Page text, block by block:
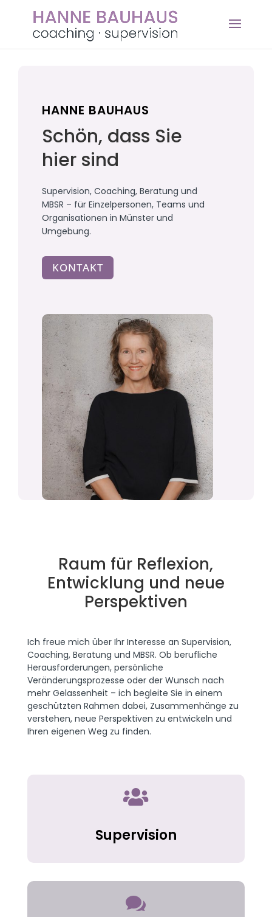
HANNE BAUHAUS
Schön, dass Sie
hier sind
Supervision, Coaching, Beratung und
MBSR – für Einzelpersonen, Teams und
Organisationen in Münster und
Umgebung.
KONTAKT
Raum für Reflexion,
Entwicklung und neue
Perspektiven
Ich freue mich über Ihr Interesse an Supervision,
Coaching, Beratung und MBSR. Ob berufliche
Herausforderungen, persönliche
Veränderungsprozesse oder der Wunsch nach
mehr Gelassenheit – ich begleite Sie in einem
geschützten Rahmen dabei, Zusammenhänge zu
verstehen, neue Perspektiven zu entwickeln und
Ihren eigenen Weg zu finden.

Supervision
